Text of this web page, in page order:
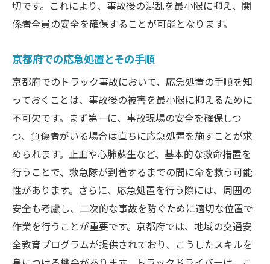
切です。これにより、事故後の混乱を最小限に抑え、関
係者全員の安全を確保することが可能となります。
京都府での応急処置とその手順
京都府でのトラック事故において、応急処置の手順を知
っておくことは、事故後の被害を最小限に抑えるために
不可欠です。まず第一に、事故現場の安全を確保しつ
つ、負傷者がいる場合は直ちに応急処置を施すことが求
められます。止血や心肺蘇生など、基本的な救命措置を
行うことで、救急隊が到着するまでの間に命を救う可能
性があります。さらに、応急処置を行う際には、周囲の
安全も考慮し、二次的な事故を防ぐために適切な位置で
作業を行うことが重要です。京都府では、地域の交通安
全教育プログラムが提供されており、こうしたスキルを